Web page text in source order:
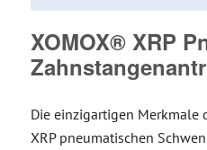
XOMOX® XRP
Die einzigartigen Merkmale
XRP pneumatischen